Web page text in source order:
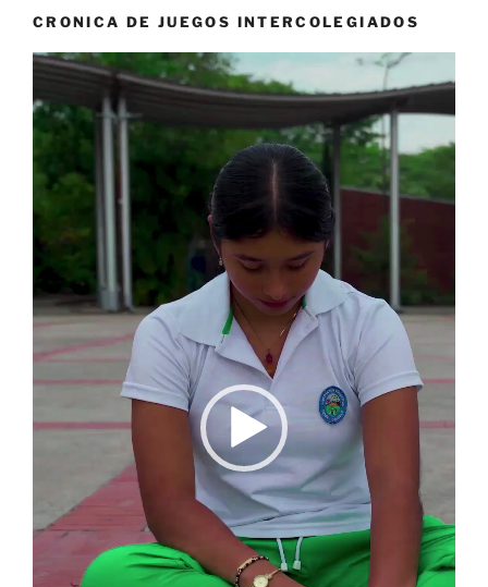
CRONICA DE JUEGOS INTERCOLEGIADOS
Reproductor
vídeo